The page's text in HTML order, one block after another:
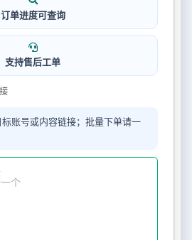
订单进度可查询
支持售后工单
账号或内容链接；批量下单请一